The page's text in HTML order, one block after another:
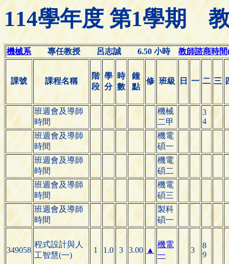
114學年度 第1學期
機械系專任教授 呂志誠 6.50 小時教師諮商時
課號 課程名稱
階
段
學
分
時
數
鐘
點
修 班級 日 一 二 三
班週會及導師
時間
機械
二甲
3
4
班週會及導師
時間
機電
碩一
班週會及導師
時間
機電
碩二
班週會及導師
時間
機電
碩三
班週會及導師
時間
製科
碩一
349058
程式設計與人
工智慧(一)
1 1.0 3 3.00 ▲
機電
一
3
8
9